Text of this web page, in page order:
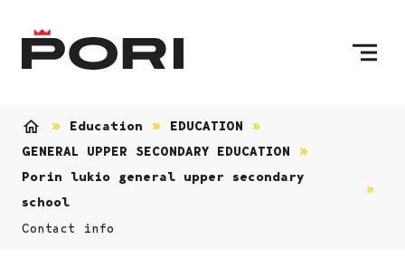
Education
EDUCATION
GENERAL UPPER SECONDARY EDUCATION
Porin lukio general upper secondary
school
Contact info